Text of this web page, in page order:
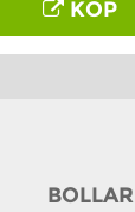
KÖP
BOLLAR